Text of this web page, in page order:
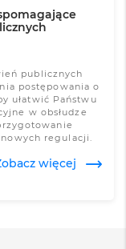
publicznych
postępowania o
ułatwić Państwu
w obsłudze
regulacji.
więcej